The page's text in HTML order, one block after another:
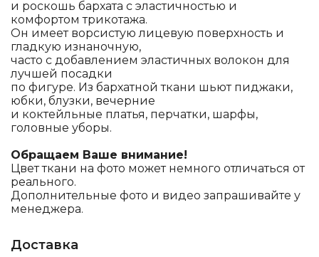
и роскошь бархата с эластичностью и
комфортом трикотажа.
Он имеет ворсистую лицевую поверхность и
гладкую изнаночную,
часто с добавлением эластичных волокон для
лучшей посадки
по фигуре. Из бархатной ткани шьют пиджаки,
юбки, блузки, вечерние
и коктейльные платья, перчатки, шарфы,
головные уборы.
Обращаем Ваше внимание!
Цвет ткани на фото может немного отличаться от
реального.
Дополнительные фото и видео запрашивайте у
менеджера.
Доставка